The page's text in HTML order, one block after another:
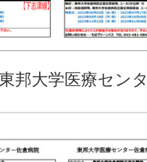
邦大学医療セン